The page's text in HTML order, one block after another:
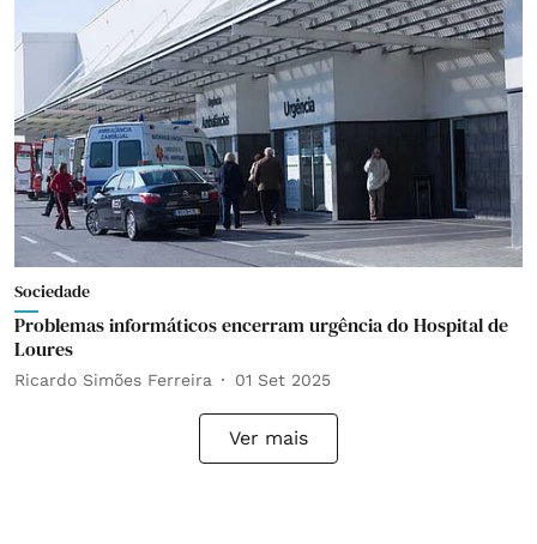
Sociedade
Problemas informáticos encerram urgência do Hospital de
Loures
Ricardo Simões Ferreira 01 Set 2025
Ver mais